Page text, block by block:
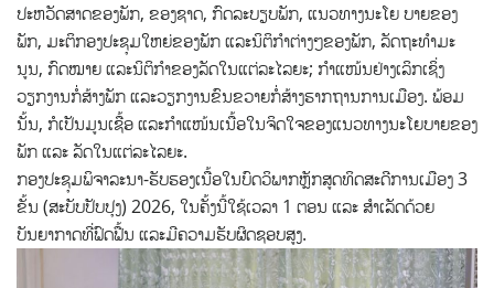
ປະຫວັດສາດຂອງພັກ, ຂອງຊາດ, ກົດລະບຽບພັກ, ແນວທາງນະໂຍ ບາຍຂອງ
ພັກ, ມະຕິກອງປະຊຸມໃຫຍ່ຂອງພັກ ແລະນິຕິກໍາຕ່າງໆຂອງພັກ, ລັດຖະທໍາມະ
ນູນ, ກົດໝາຍ ແລະນິຕິກຳຂອງລັດໃນແຕ່ລະໄລຍະ; ກໍາແໜ້ນຢ່າງເລິກເຊິ່ງ
ວຽກງານກໍ່ສ້າງພັກ ແລະວຽກງານຂົນຂວາຍກໍ່ສ້າງຮາກຖານການເມືອງ. ພ້ອມ
ນັ້ນ, ກໍເປັນມູນເຊື້ອ ແລະກຳແໜ້ນເນື້ອໃນຈິດໃຈຂອງແນວທາງນະໂຍບາຍຂອງ
ພັກ ແລະ ລັດໃນແຕ່ລະໄລຍະ.
ກອງປະຊຸມພິຈາລະນາ-ຮັບຮອງເນື້ອໃນບົດວິພາກຫຼັກສູດທິດສະດີການເມືອງ 3
ຂັ້ນ (ສະບັບປັບປຸງ) 2026, ໃນຄັ້ງນີ້ໃຊ້ເວລາ 1 ຕອນ ແລະ ສໍາເລັດດ້ວຍ
ບັນຍາກາດທີ່ຟົດຟື້ນ ແລະມີຄວາມຮັບຜິດຊອບສູງ.